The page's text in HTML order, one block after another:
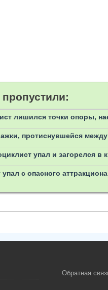
лишился точки опоры,
протиснувшейся
упал и загорелся в
с опасного
Обратная